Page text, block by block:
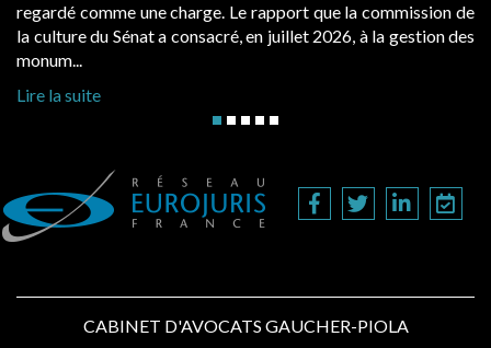
regardé comme une charge. Le rapport que la commission de
la culture du Sénat a consacré, en juillet 2026, à la gestion des
monum...
Lire la suite
CABINET D'AVOCATS GAUCHER-PIOLA